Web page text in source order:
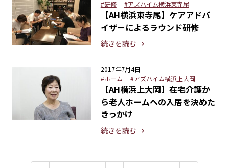
#研修 #アズハイム横浜東寺尾
【AH横浜東寺尾】ケアアドバ
イザーによるラウンド研修
続きを読む
2017年7月4日
#ホーム
#アズハイム横浜上大岡
【AH横浜上大岡】在宅介護か
ら老人ホームへの入居を決めた
きっかけ
続きを読む